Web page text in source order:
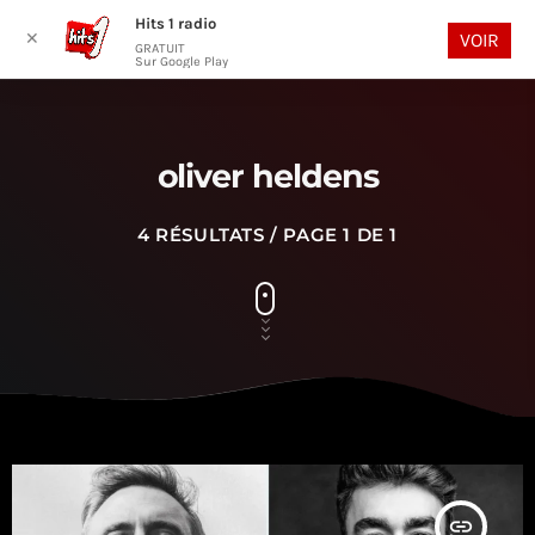
play_arrow
oliver heldens
4 RÉSULTATS / PAGE 1 DE 1
insert_link
✕
Hits 1 radio
GRATUIT
Sur Google Play
VOIR